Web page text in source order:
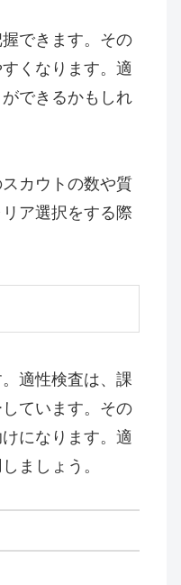
できます。その
くなります。適
できるかもしれ
カウトの数や質
ア選択をする際
適性検査は、課
ています。その
になります。適
ましょう。